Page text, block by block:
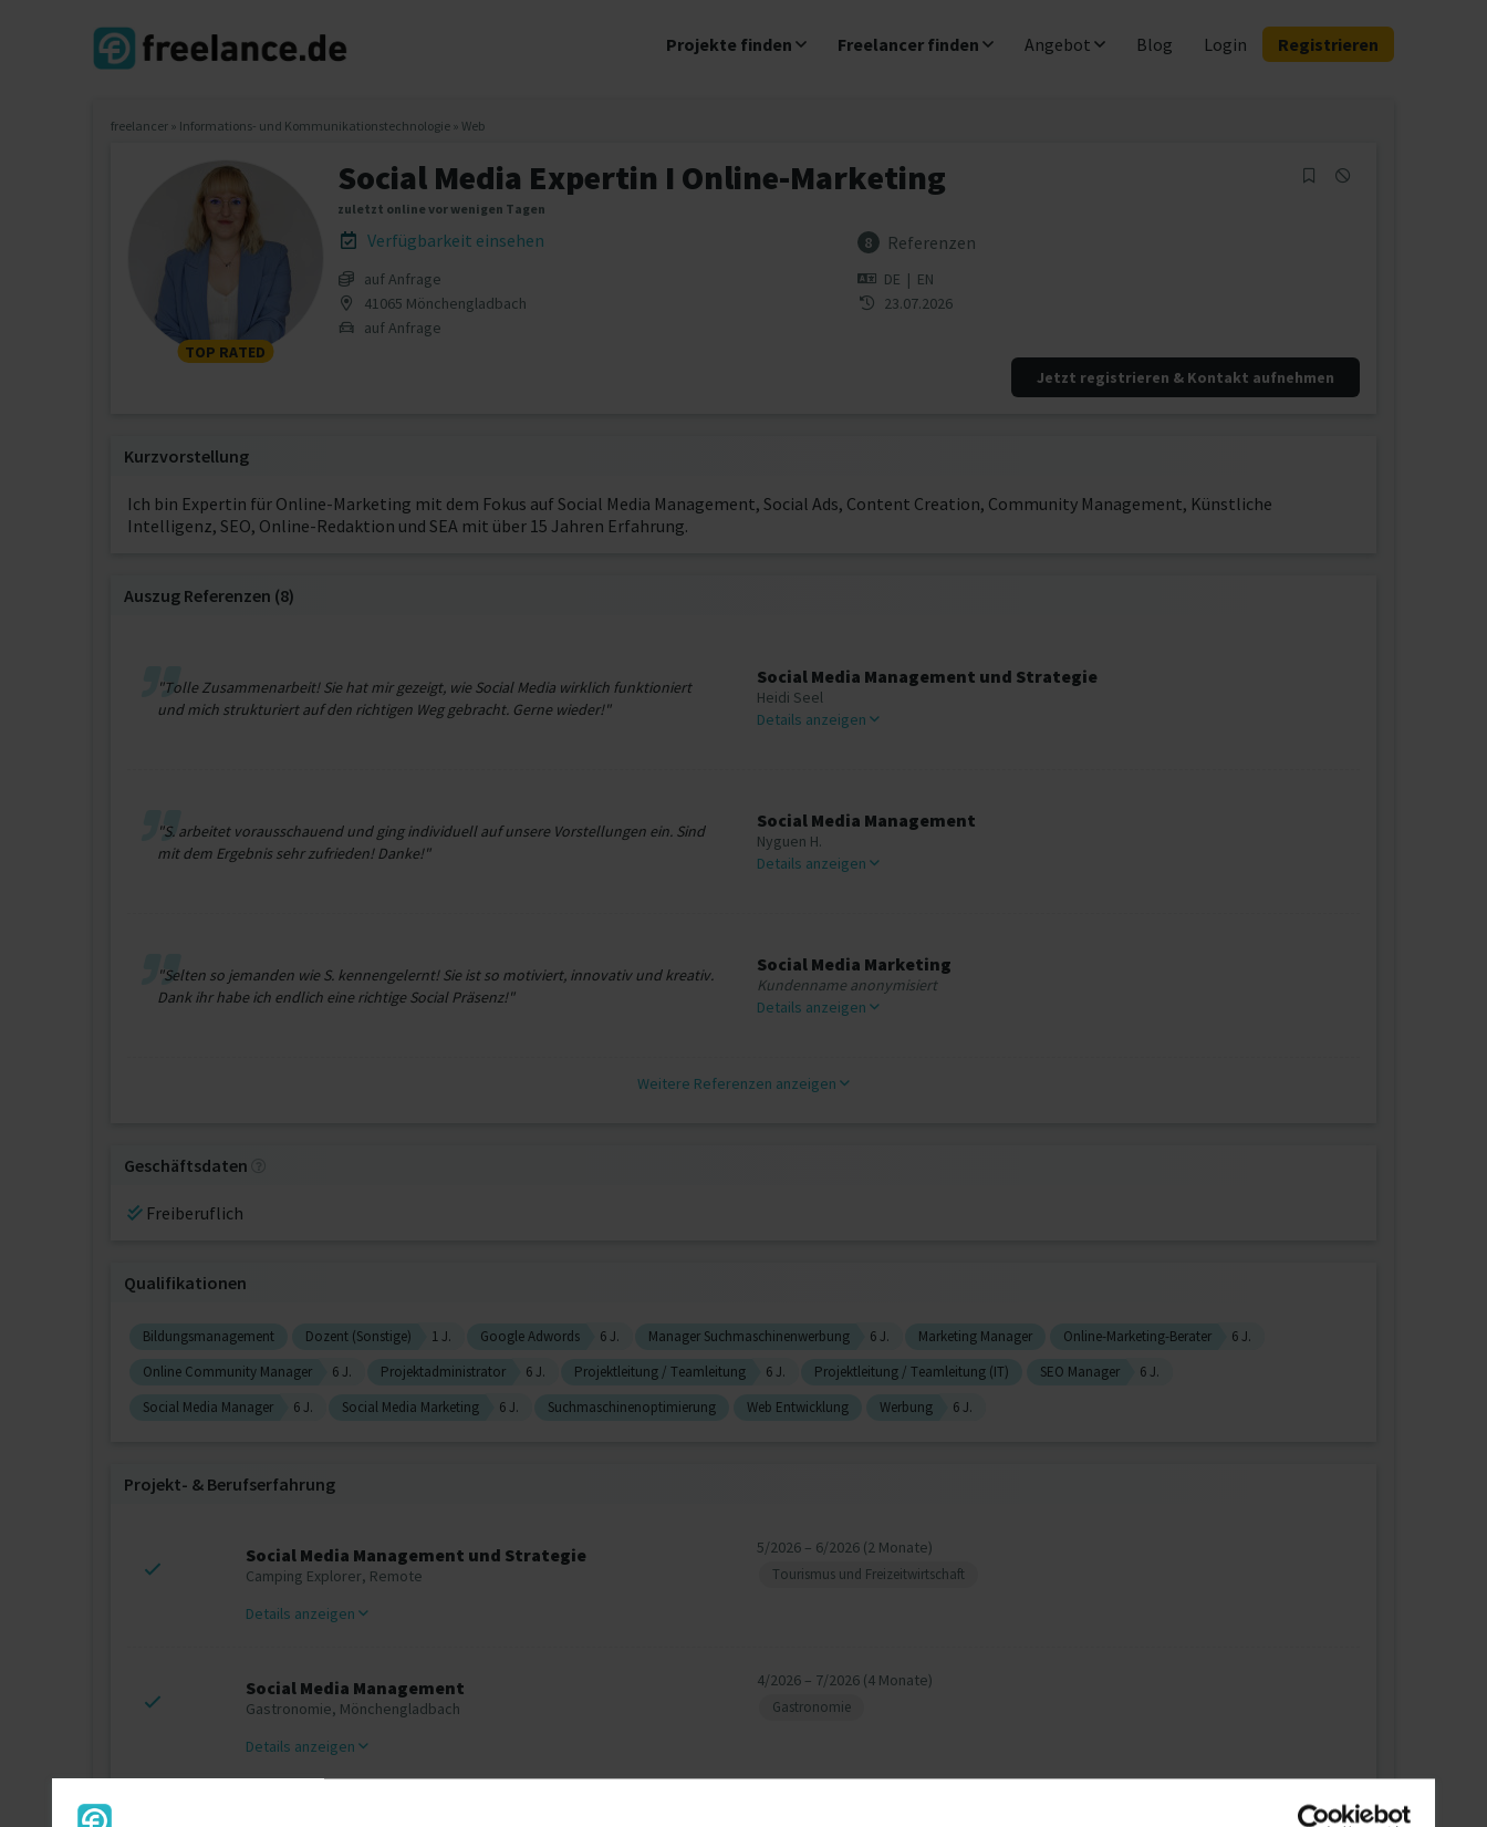
Projekte finden Freelancer finden Angebot Blog Login Registrieren
freelancer » Informations- und Kommunikationstechnologie » Web
TOP RATED
Social Media Expertin I Online-Marketing
zuletzt online vor wenigen Tagen
Verfügbarkeit einsehen 8 Referenzen
auf Anfrage
41065 Mönchengladbach
auf Anfrage
DE | EN
23.07.2026
Jetzt registrieren & Kontakt aufnehmen
Kurzvorstellung
Ich bin Expertin für Online-Marketing mit dem Fokus auf Social Media Management, Social Ads, Content Creation, Community Management, Künstliche
Intelligenz, SEO, Online-Redaktion und SEA mit über 15 Jahren Erfahrung.
Auszug Referenzen (8)
"Tolle Zusammenarbeit! Sie hat mir gezeigt, wie Social Media wirklich funktioniert
und mich strukturiert auf den richtigen Weg gebracht. Gerne wieder!"
Social Media Management und Strategie
Heidi Seel
Details anzeigen
"S. arbeitet vorausschauend und ging individuell auf unsere Vorstellungen ein. Sind
mit dem Ergebnis sehr zufrieden! Danke!"
Social Media Management
Nyguen H.
Details anzeigen
"Selten so jemanden wie S. kennengelernt! Sie ist so motiviert, innovativ und kreativ.
Dank ihr habe ich endlich eine richtige Social Präsenz!"
Social Media Marketing
Kundenname anonymisiert
Details anzeigen
Weitere Referenzen anzeigen
Geschäftsdaten
Freiberuflich
Qualifikationen
Bildungsmanagement Dozent (Sonstige) 1 J. Google Adwords 6 J. Manager Suchmaschinenwerbung 6 J. Marketing Manager Online-Marketing-Berater
6 J.
Online Community Manager
6 J. Projektadministrator 6 J. Projektleitung / Teamleitung 6 J. Projektleitung / Teamleitung (IT) SEO Manager
6 J.
Social Media Manager
6 J. Social Media Marketing 6 J. Suchmaschinenoptimierung Web Entwicklung Werbung 6 J.
Projekt‐ & Berufserfahrung
Social Media Management und Strategie
Camping Explorer, Remote
5/2026 – 6/2026 (2 Monate)
Tourismus und Freizeitwirtschaft
Details anzeigen
Social Media Management
Gastronomie, Mönchengladbach
4/2026 – 7/2026 (4 Monate)
Gastronomie
Details anzeigen